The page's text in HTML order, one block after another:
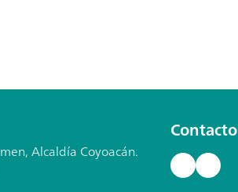
Alcaldía Coyoacán.
Contacto